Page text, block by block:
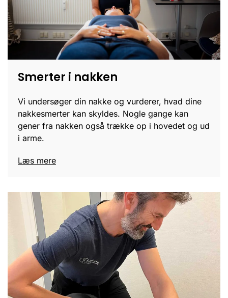
Smerter i nakken
Vi undersøger din nakke og vurderer, hvad dine
nakkesmerter kan skyldes. Nogle gange kan
gener fra nakken også trække op i hovedet og ud
i arme.
Læs mere